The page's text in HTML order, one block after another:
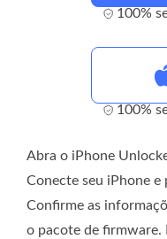
100%
100%
Abra o iPhone
Conecte seu iPhone e
Confirme as
o pacote de firmware.